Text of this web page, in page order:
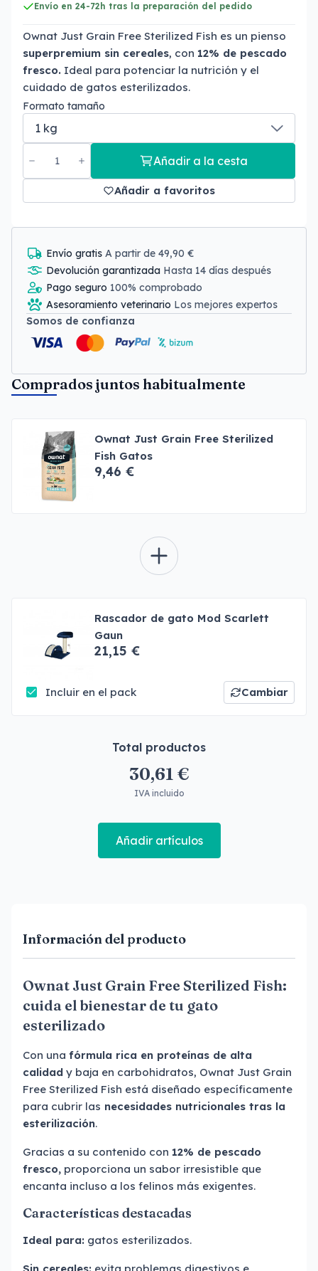
Envío en 24-72h tras la preparación del pedido
Ownat Just Grain Free Sterilized Fish es un pienso
superpremium sin cereales, con 12% de pescado
fresco. Ideal para potenciar la nutrición y el
cuidado de gatos esterilizados.
Formato tamaño
Añadir a la cesta
Añadir a favoritos
Envío gratis A partir de 49,90 €
Devolución garantizada Hasta 14 días después
Pago seguro 100% comprobado
Asesoramiento veterinario Los mejores expertos
Somos de confianza
Comprados juntos habitualmente
Ownat Just Grain Free Sterilized
Fish Gatos
9,46 €
Rascador de gato Mod Scarlett
Gaun
21,15 €
Incluir en el pack Cambiar
Total productos
30,61 €
IVA incluido
Añadir artículos
Información del producto
Ownat Just Grain Free Sterilized Fish:
cuida el bienestar de tu gato
esterilizado
Con una fórmula rica en proteínas de alta
calidad y baja en carbohidratos, Ownat Just Grain
Free Sterilized Fish está diseñado específicamente
para cubrir las necesidades nutricionales tras la
esterilización.
Gracias a su contenido con 12% de pescado
fresco, proporciona un sabor irresistible que
encanta incluso a los felinos más exigentes.
Características destacadas
Ideal para: gatos esterilizados.